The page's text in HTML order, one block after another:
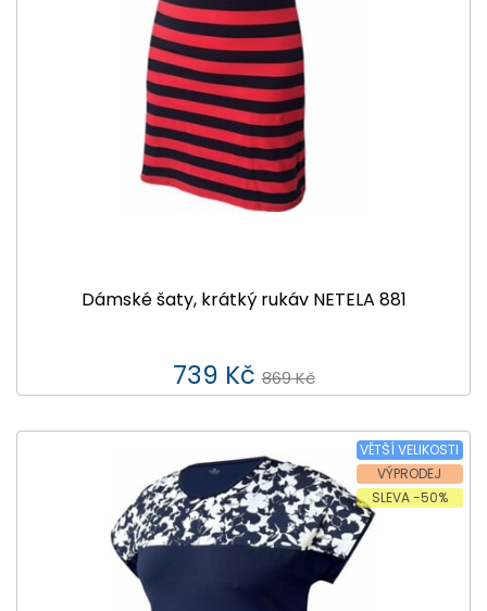
Dámské šaty, krátký rukáv NETELA 881
739 Kč 869 Kč
VĚTŠÍ VELIKOSTI
VÝPRODEJ
SLEVA -50%